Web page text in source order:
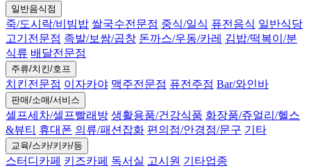
일반음식점
죽/도시락/비빔밥 쌀국수전문점 중식/일식 퓨전음식 일반식당
고기전문점 족발/보쌈/곱창 돈까스/우동/카레 김밥/떡복이/분
식류 배달전문점
주류/치킨/호프
치킨전문점 이자카야 맥주전문점 퓨전주점 Bar/와인바
판매/소매/서비스
셀프세차/셀프빨래방 생활용품/건강식품 화장품/쥬얼리/헬스
&뷰티 휴대폰 의류/패션잡화 편의점/안경점/문구 기타
교육/스카/키카/등
스터디카페 키즈카페 독서실 고시원 기타업종